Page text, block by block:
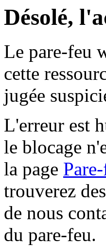
Désolé,
Le pare-feu
cette
jugée
L'erreur est
le blocage
la page
trouverez
de nous
du pare-feu.